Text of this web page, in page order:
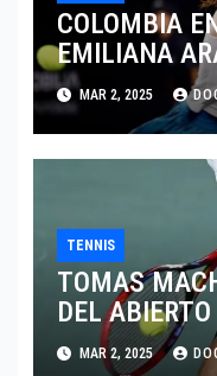
COLOMBIA
EMILIANA
ABIERTO DE
MAR 2, 2025
TENNIS
TOMAS
DEL
MAR 2, 2025